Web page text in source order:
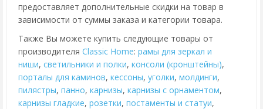
предоставляет дополнительные скидки на товар в
зависимости от суммы заказа и категории товара.
Также Вы можете купить следующие товары от
производителя Classic Home: рамы для зеркал и
ниши, cветильники и полки, консоли (кронштейны),
порталы для каминов, кессоны, уголки, молдинги,
пилястры, панно, карнизы, карнизы с орнаментом,
карнизы гладкие, розетки, постаменты и статуи,